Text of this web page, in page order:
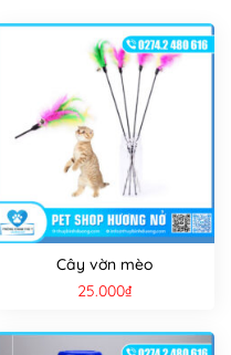
Cây vờn mèo
25.000₫